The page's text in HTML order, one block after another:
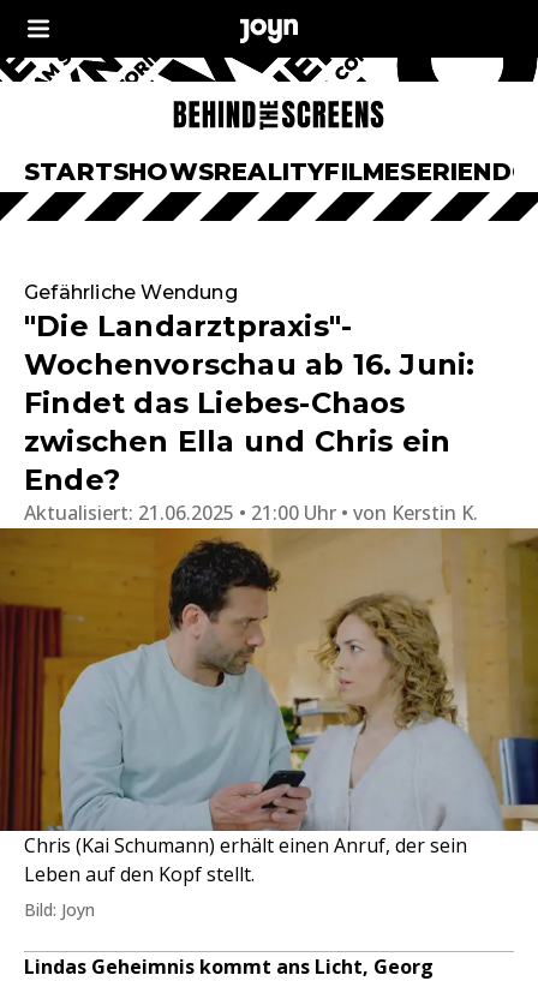
STARTSHOWSREALITYFILMESERIEN
Gefährliche Wendung
"Die Landarztpraxis"-
Wochenvorschau ab 16. Juni:
Findet das Liebes-Chaos
zwischen Ella und Chris ein
Ende?
Aktualisiert: 21.06.2025 • 21:00 Uhr von Kerstin K.
Chris (Kai Schumann) erhält einen Anruf, der sein
Leben auf den Kopf stellt.
Bild: Joyn
Lindas Geheimnis kommt ans Licht, Georg